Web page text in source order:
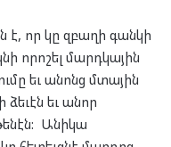
է, որ կը զբաղի գանկի
որոշել մարդկային
եւ անոնց մտային
ձեւէն եւ անոր
Անիկա